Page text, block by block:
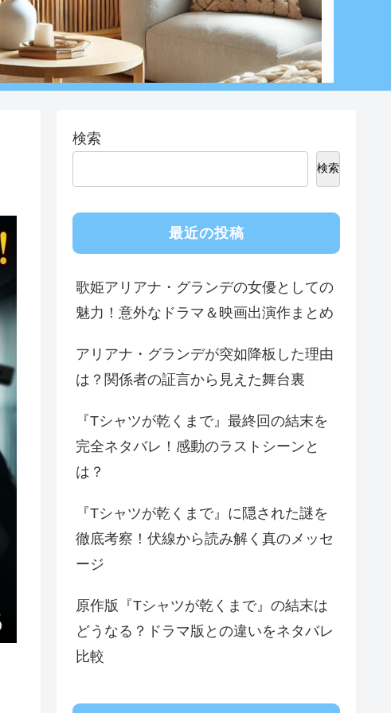
検索
検索
最近の投稿
歌姫アリアナ・グランデの女優としての
魅力！意外なドラマ＆映画出演作まとめ
アリアナ・グランデが突如降板した理由
は？関係者の証言から見えた舞台裏
『Tシャツが乾くまで』最終回の結末を
完全ネタバレ！感動のラストシーンと
は？
『Tシャツが乾くまで』に隠された謎を
徹底考察！伏線から読み解く真のメッセ
ージ
原作版『Tシャツが乾くまで』の結末は
どうなる？ドラマ版との違いをネタバレ
比較